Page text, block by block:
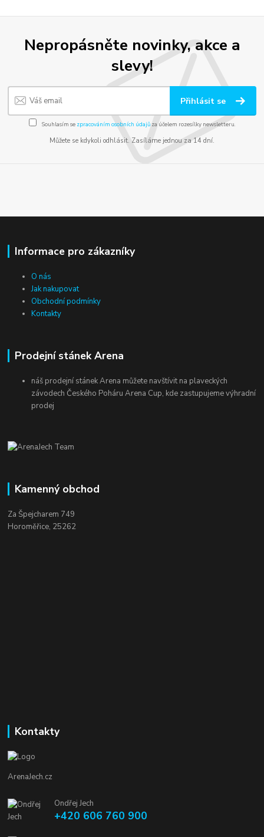
Nepropásněte novinky, akce a
slevy!
Přihlásit se
Souhlasím se zpracováním osobních údajůza účelem rozesílky newsletteru.
Můžete se kdykoli odhlásit. Zasíláme jednou za 14 dní.
Informace pro zákazníky
O nás
Jak nakupovat
Obchodní podmínky
Kontakty
Prodejní stánek Arena
náš prodejní stánek Arena můžete navštívit na plaveckých
závodech Českého Poháru Arena Cup, kde zastupujeme výhradní
prodej
Kamenný obchod
Za Špejcharem 749
Horoměřice, 25262
Kontakty
ArenaJech.cz
Ondřej Jech
+420 606 760 900